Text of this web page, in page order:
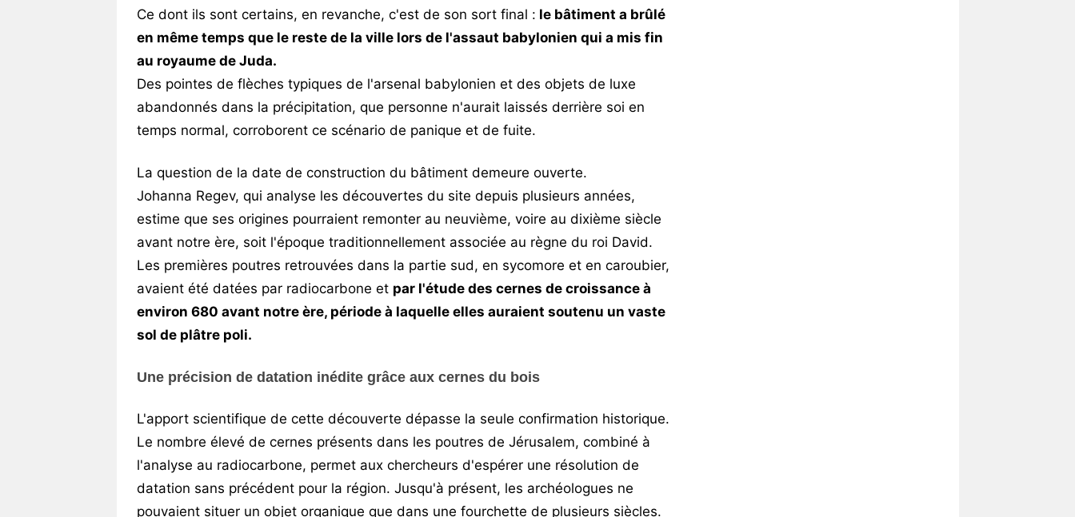
Ce dont ils sont certains, en revanche, c'est de son sort final : le bâtiment a brûlé
en même temps que le reste de la ville lors de l'assaut babylonien qui a mis fin
au royaume de Juda.
Des pointes de flèches typiques de l'arsenal babylonien et des objets de luxe
abandonnés dans la précipitation, que personne n'aurait laissés derrière soi en
temps normal, corroborent ce scénario de panique et de fuite.
La question de la date de construction du bâtiment demeure ouverte.
Johanna Regev, qui analyse les découvertes du site depuis plusieurs années,
estime que ses origines pourraient remonter au neuvième, voire au dixième siècle
avant notre ère, soit l'époque traditionnellement associée au règne du roi David.
Les premières poutres retrouvées dans la partie sud, en sycomore et en caroubier,
avaient été datées par radiocarbone et par l'étude des cernes de croissance à
environ 680 avant notre ère, période à laquelle elles auraient soutenu un vaste
sol de plâtre poli.
Une précision de datation inédite grâce aux cernes du bois
L'apport scientifique de cette découverte dépasse la seule confirmation historique.
Le nombre élevé de cernes présents dans les poutres de Jérusalem, combiné à
l'analyse au radiocarbone, permet aux chercheurs d'espérer une résolution de
datation sans précédent pour la région. Jusqu'à présent, les archéologues ne
pouvaient situer un objet organique que dans une fourchette de plusieurs siècles.